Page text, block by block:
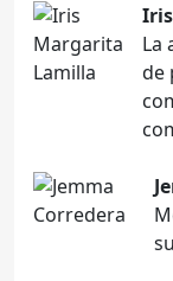
La
de